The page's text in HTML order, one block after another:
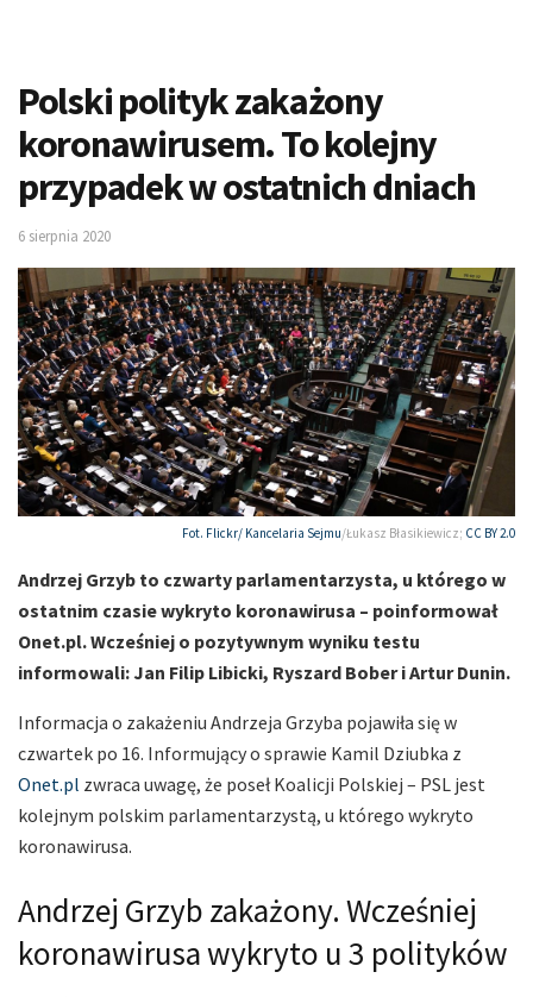
Polski polityk zakażony
koronawirusem. To kolejny
przypadek w ostatnich dniach
6 sierpnia 2020
Fot. Flickr/ Kancelaria Sejmu/Łukasz Błasikiewicz; CC BY 2.0
Andrzej Grzyb to czwarty parlamentarzysta, u którego w
ostatnim czasie wykryto koronawirusa – poinformował
Onet.pl. Wcześniej o pozytywnym wyniku testu
informowali: Jan Filip Libicki, Ryszard Bober i Artur Dunin.
Informacja o zakażeniu Andrzeja Grzyba pojawiła się w
czwartek po 16. Informujący o sprawie Kamil Dziubka z
Onet.pl zwraca uwagę, że poseł Koalicji Polskiej – PSL jest
kolejnym polskim parlamentarzystą, u którego wykryto
koronawirusa.
Andrzej Grzyb zakażony. Wcześniej
koronawirusa wykryto u 3 polityków